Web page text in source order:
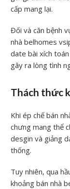
cấp mang lại.
Đối và căn bệnh
nhà belhomes
date bài xích
gây ra lòng tình
Thách thức
Khi ép chế bán
chưng mang thể
desgin và giảng
thống.
Tuy nhiên, qua
khoảng bán nhà